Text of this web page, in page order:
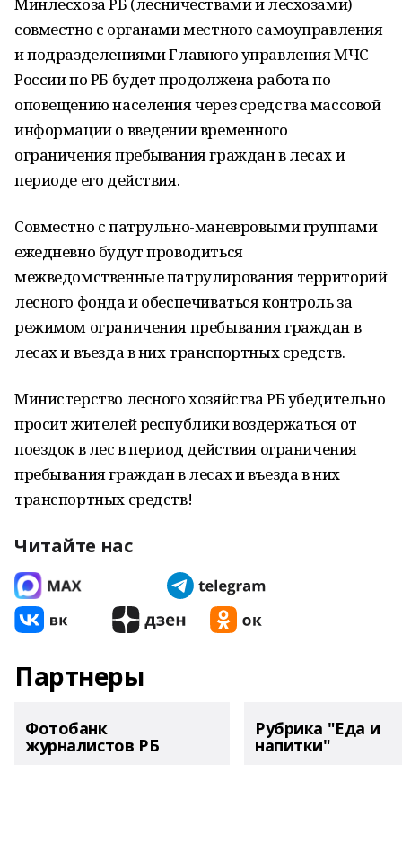
совместно с органами местного самоуправления
и подразделениями Главного управления МЧС
России по РБ будет продолжена работа по
оповещению населения через средства массовой
информации о введении временного
ограничения пребывания граждан в лесах и
периоде его действия.
Совместно с патрульно-маневровыми группами
ежедневно будут проводиться
межведомственные патрулирования территорий
лесного фонда и обеспечиваться контроль за
режимом ограничения пребывания граждан в
лесах и въезда в них транспортных средств.
Министерство лесного хозяйства РБ убедительно
просит жителей республики воздержаться от
поездок в лес в период действия ограничения
пребывания граждан в лесах и въезда в них
транспортных средств!
Читайте нас
Партнеры
Фотобанк
журналистов РБ
Рубрика "Еда и
напитки"